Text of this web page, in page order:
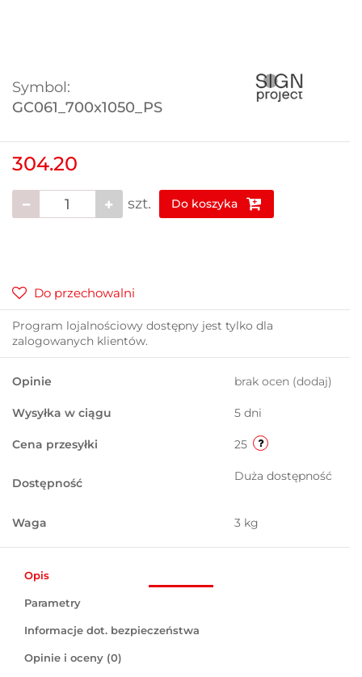
Symbol:
GC061_700x1050_PS
304.20
szt. Do koszyka
Do przechowalni
Program lojalnościowy dostępny jest tylko dla
zalogowanych klientów.
Opinie brak ocen (dodaj)
Wysyłka w ciągu 5 dni
Cena przesyłki 25
Dostępność Duża dostępność
Waga 3 kg
Opis
Parametry
Informacje dot. bezpieczeństwa
Opinie i oceny (0)